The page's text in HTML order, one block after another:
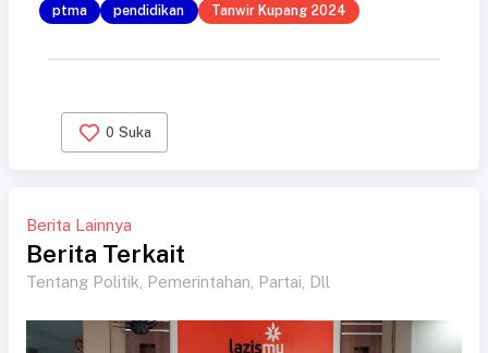
ptma pendidikan Tanwir Kupang 2024
0 Suka
Berita Lainnya
Berita Terkait
Tentang Politik, Pemerintahan, Partai, Dll